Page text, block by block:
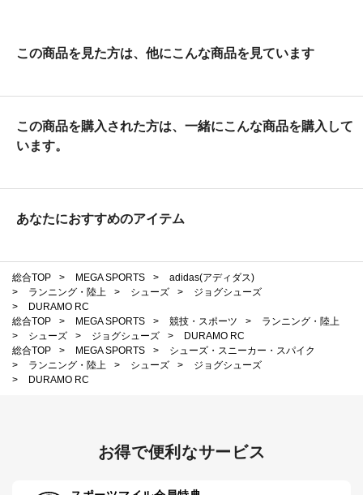
この商品を見た方は、他にこんな商品を見ています
この商品を購入された方は、一緒にこんな商品を購入して
います。
あなたにおすすめのアイテム
総合TOP > MEGA SPORTS >
adidas(アディダス)
>
ランニング・陸上 > シューズ >
ジョグシューズ
>
DURAMO RC
総合TOP
> MEGA SPORTS > 競技・スポーツ >
ランニング・陸上
>
シューズ > ジョグシューズ >
DURAMO RC
総合TOP
> MEGA SPORTS >
シューズ・スニーカー・スパイク
>
ランニング・陸上 > シューズ >
ジョグシューズ
>
DURAMO RC
お得で便利なサービス